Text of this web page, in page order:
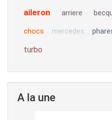
aileron arriere
chocs mercedes
turbo
A la une